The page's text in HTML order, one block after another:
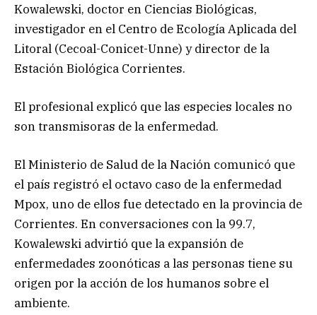
Kowalewski, doctor en Ciencias Biológicas,
investigador en el Centro de Ecología Aplicada del
Litoral (Cecoal-Conicet-Unne) y director de la
Estación Biológica Corrientes.
El profesional explicó que las especies locales no
son transmisoras de la enfermedad.
El Ministerio de Salud de la Nación comunicó que
el país registró el octavo caso de la enfermedad
Mpox, uno de ellos fue detectado en la provincia de
Corrientes. En conversaciones con la 99.7,
Kowalewski advirtió que la expansión de
enfermedades zoonóticas a las personas tiene su
origen por la acción de los humanos sobre el
ambiente.